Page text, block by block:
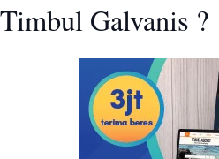
Galvanis ?